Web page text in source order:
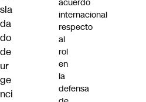
sla
da
do
de
ur
ge
nci
acuerdo
internacional
respecto
al
rol
en
la
defensa